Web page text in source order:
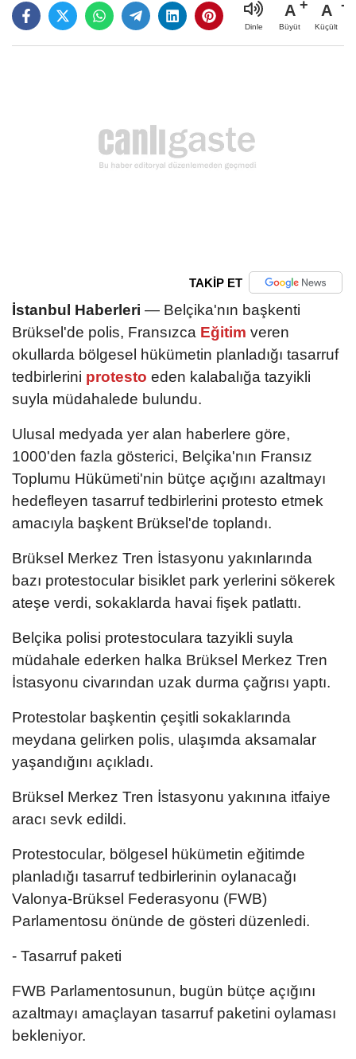
Dinle
A
Büyüt
A
Küçült
TAKİP ET
İstanbul Haberleri — Belçika'nın başkenti
Brüksel'de polis, Fransızca Eğitim veren
okullarda bölgesel hükümetin planladığı tasarruf
tedbirlerini protesto eden kalabalığa tazyikli
suyla müdahalede bulundu.
Ulusal medyada yer alan haberlere göre,
1000'den fazla gösterici, Belçika'nın Fransız
Toplumu Hükümeti'nin bütçe açığını azaltmayı
hedefleyen tasarruf tedbirlerini protesto etmek
amacıyla başkent Brüksel'de toplandı.
Brüksel Merkez Tren İstasyonu yakınlarında
bazı protestocular bisiklet park yerlerini sökerek
ateşe verdi, sokaklarda havai fişek patlattı.
Belçika polisi protestoculara tazyikli suyla
müdahale ederken halka Brüksel Merkez Tren
İstasyonu civarından uzak durma çağrısı yaptı.
Protestolar başkentin çeşitli sokaklarında
meydana gelirken polis, ulaşımda aksamalar
yaşandığını açıkladı.
Brüksel Merkez Tren İstasyonu yakınına itfaiye
aracı sevk edildi.
Protestocular, bölgesel hükümetin eğitimde
planladığı tasarruf tedbirlerinin oylanacağı
Valonya-Brüksel Federasyonu (FWB)
Parlamentosu önünde de gösteri düzenledi.
- Tasarruf paketi
FWB Parlamentosunun, bugün bütçe açığını
azaltmayı amaçlayan tasarruf paketini oylaması
bekleniyor.